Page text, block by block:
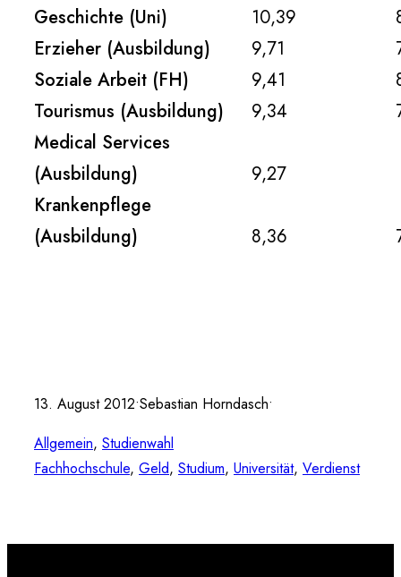
Geschichte (Uni)
10,39
Erzieher (Ausbildung)
9,71
Soziale Arbeit (FH)
9,41
Tourismus (Ausbildung)
9,34
Medical Services
(Ausbildung)
9,27
Krankenpflege
(Ausbildung)
8,36
13. August 2012•Sebastian Horndasch•
Allgemein, Studienwahl
Fachhochschule, Geld, Studium, Universität, Verdienst